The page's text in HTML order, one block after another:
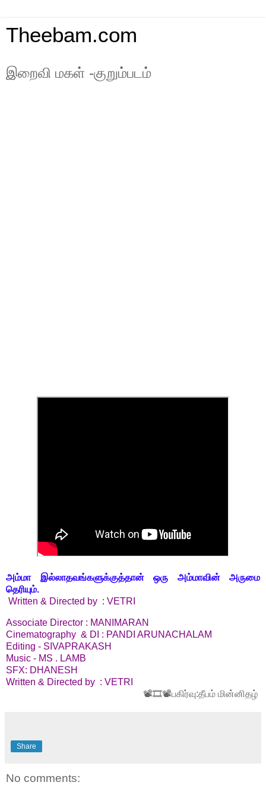
Theebam.com
இறைவி மகள் -குறும்படம்
அம்மா இல்லாதவங்களுக்குத்தான் ஒரு அம்மாவின் அருமை
தெரியும்.
Written & Directed by : VETRI
Associate Director : MANIMARAN
Cinematography & DI : PANDI ARUNACHALAM
Editing - SIVAPRAKASH
Music - MS . LAMB
SFX: DHANESH
Written & Directed by : VETRI
📽🎞📽பகிர்வு:தீபம் மின்னிதழ்
Share
No comments: